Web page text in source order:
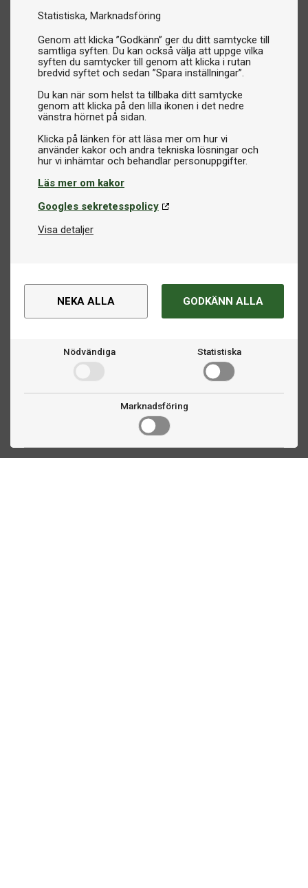
Statistiska Marknadsföring
Genom att klicka ”Godkänn” ger du ditt samtycke till
samtliga syften. Du kan också välja att uppge vilka
syften du samtycker till genom att klicka i rutan
bredvid syftet och sedan ”Spara inställningar”.
Du kan när som helst ta tillbaka ditt samtycke
genom att klicka på den lilla ikonen i det nedre
vänstra hörnet på sidan.
Klicka på länken för att läsa mer om hur vi
använder kakor och andra tekniska lösningar och
Läs mer om kakor
Googles sekretesspolicy
Visa detaljer
NEKA ALLA GODKÄNN ALLA
Nödvändiga Statistiska
Marknadsföring